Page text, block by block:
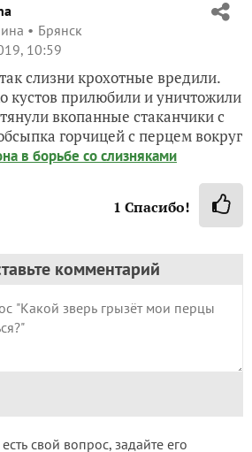
Брянск
10:59
слизни крохотные вредили.
кустов прилюбили и уничтожили
вкопанные стаканчики с
горчицей с перцем вокруг
в борьбе со слизняками
1 Спасибо!
комментарий
свой вопрос, задайте его